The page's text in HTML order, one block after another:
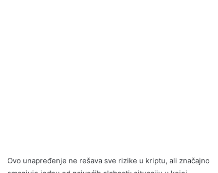
Ovo unapređenje ne rešava sve rizike u kriptu, ali značajno